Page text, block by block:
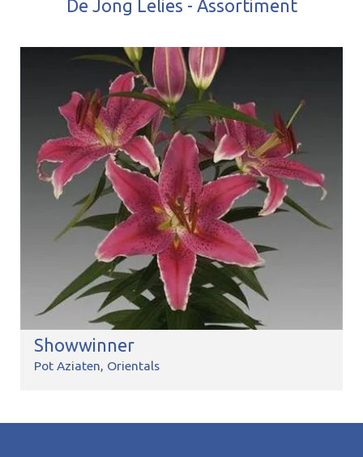
De Jong Lelies - Assortiment
Showwinner
Pot Aziaten Orientals